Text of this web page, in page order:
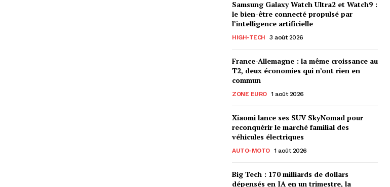
Samsung Galaxy Watch Ultra2 et Watch9 :
le bien-être connecté propulsé par
l’intelligence artificielle
HIGH-TECH 3 août 2026
France-Allemagne : la même croissance au
T2, deux économies qui n’ont rien en
commun
ZONE EURO 1 août 2026
Xiaomi lance ses SUV SkyNomad pour
reconquérir le marché familial des
véhicules électriques
AUTO-MOTO 1 août 2026
Big Tech : 170 milliards de dollars
dépensés en IA en un trimestre, la